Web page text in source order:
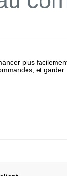
plus
et garder